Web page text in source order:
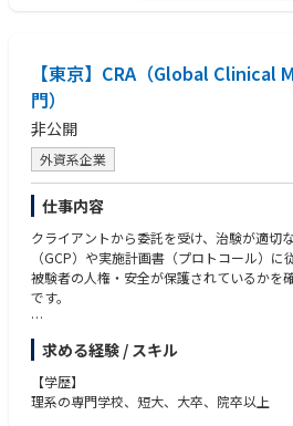
【期待すること】
品質保証部試験課の責任者として部署の管
画に基づくスケジュール管理とメンバー指
応などマネージャーとして組織を束ねてい
【東京】CRA（Global Clinical
門）
非公開
外資系企業
仕事内容
クライアントから委託を受け、治験が適切
（GCP）や実施計画書（プロトコール）
被験者の人権・安全が保護されているかを
です。
治験を実施する医療機関と担当医の選定
各施設における治験手続き業務（初回・変
エントリー進捗および症例スクリーニング
施設からのプロトコールや症例関連の問い
求める経験 / スキル
【学歴】
理系の専門学校、短大、大卒、院卒以上